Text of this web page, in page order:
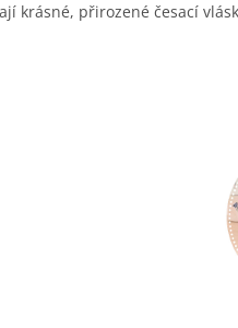
krásné, přirozené česací